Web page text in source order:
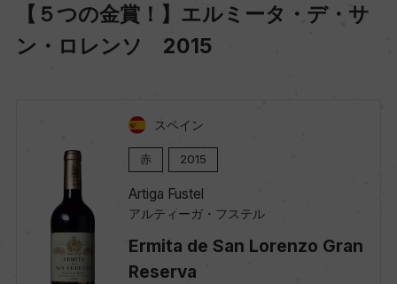
【５つの金賞！】エルミータ・デ・サ
ン・ロレンソ 2015
スペイン
赤 2015
Artiga Fustel
アルティーガ・フステル
Ermita de San Lorenzo Gran
Reserva